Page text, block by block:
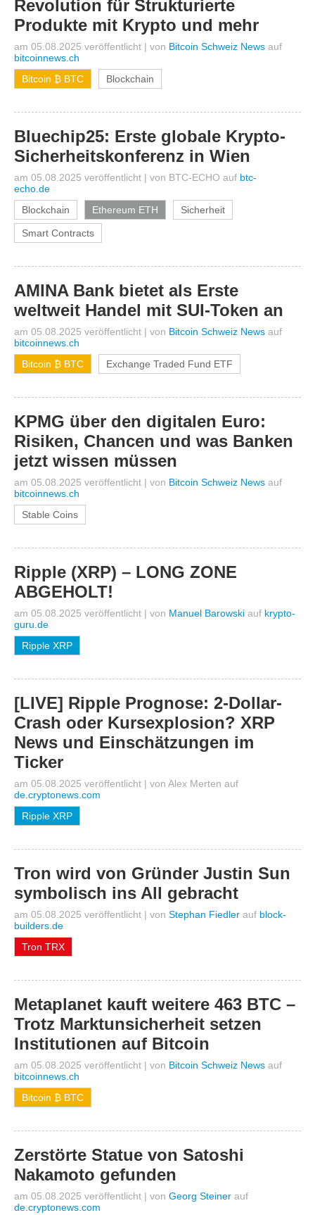
Revolution für Strukturierte
Produkte mit Krypto und mehr
am 05.08.2025 veröffentlicht | von Bitcoin Schweiz News auf
bitcoinnews.ch
Bitcoin ₿ BTC
Blockchain
Bluechip25: Erste globale Krypto-
Sicherheitskonferenz in Wien
am 05.08.2025 veröffentlicht | von BTC-ECHO auf btc-
echo.de
Blockchain
Ethereum ETH Sicherheit
Smart Contracts
AMINA Bank bietet als Erste
weltweit Handel mit SUI-Token an
am 05.08.2025 veröffentlicht | von Bitcoin Schweiz News auf
bitcoinnews.ch
Bitcoin ₿ BTC
Exchange Traded Fund ETF
KPMG über den digitalen Euro:
Risiken, Chancen und was Banken
jetzt wissen müssen
am 05.08.2025 veröffentlicht | von Bitcoin Schweiz News auf
bitcoinnews.ch
Stable Coins
Ripple (XRP) – LONG ZONE
ABGEHOLT!
am 05.08.2025 veröffentlicht | von Manuel Barowski auf krypto-
guru.de
Ripple XRP
[LIVE] Ripple Prognose: 2-Dollar-
Crash oder Kursexplosion? XRP
News und Einschätzungen im
Ticker
am 05.08.2025 veröffentlicht | von Alex Merten auf
de.cryptonews.com
Ripple XRP
Tron wird von Gründer Justin Sun
symbolisch ins All gebracht
am 05.08.2025 veröffentlicht | von Stephan Fiedler auf block-
builders.de
Tron TRX
Metaplanet kauft weitere 463 BTC –
Trotz Marktunsicherheit setzen
Institutionen auf Bitcoin
am 05.08.2025 veröffentlicht | von Bitcoin Schweiz News auf
bitcoinnews.ch
Bitcoin ₿ BTC
Zerstörte Statue von Satoshi
Nakamoto gefunden
am 05.08.2025 veröffentlicht | von Georg Steiner auf
de.cryptonews.com